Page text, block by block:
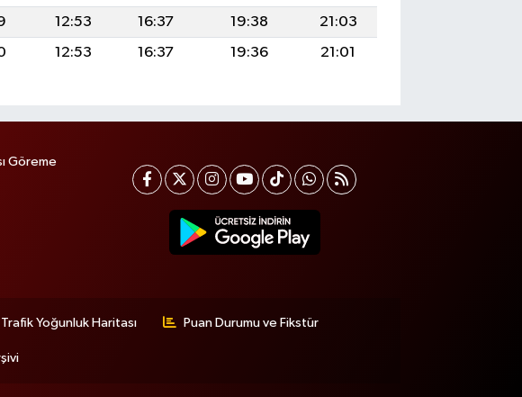
12:53 16:37 19:38
21:03
12:53 16:37 19:36 21:01
Göreme
Yoğunluk Haritası Puan Durumu ve Fikstür